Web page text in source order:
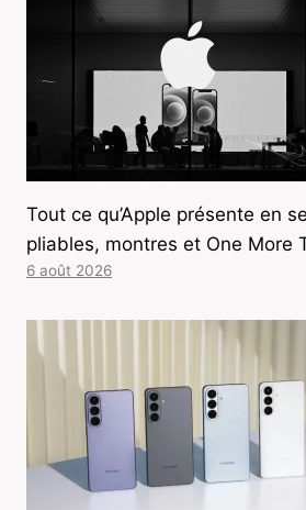
Tout ce qu’Apple présente en
pliables, montres et One More
6 août 2026